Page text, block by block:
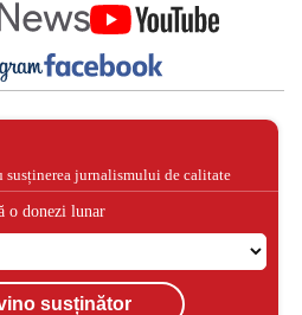
susținerea jurnalismului de calitate
o donezi lunar
susținător